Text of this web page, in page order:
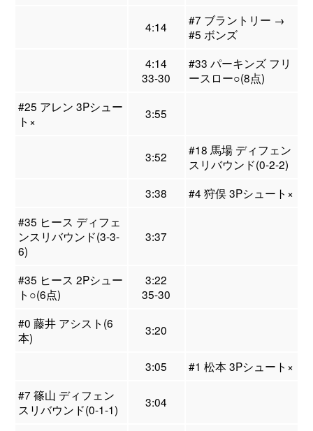
4:14
#7 ブラントリー →
#5 ボンズ
4:14
33-30
#33 パーキンズ フリ
ースロー○(8点)
#25 アレン 3Pシュー
ト×
3:55
3:52
#18 馬場 ディフェン
スリバウンド(0-2-2)
3:38
#4 狩俣 3Pシュート×
#35 ヒース ディフェ
ンスリバウンド(3-3-
6)
3:37
#35 ヒース 2Pシュー
ト○(6点)
3:22
35-30
#0 藤井 アシスト(6
本)
3:20
3:05
#1 松本 3Pシュート×
#7 篠山 ディフェン
スリバウンド(0-1-1)
3:04